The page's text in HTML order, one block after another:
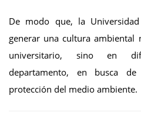
De modo que, la
generar una cultura ambiental
universitario, sino en
departamento, en busca
protección del medio ambiente.